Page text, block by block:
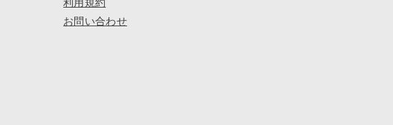
利用規約
お問い合わせ